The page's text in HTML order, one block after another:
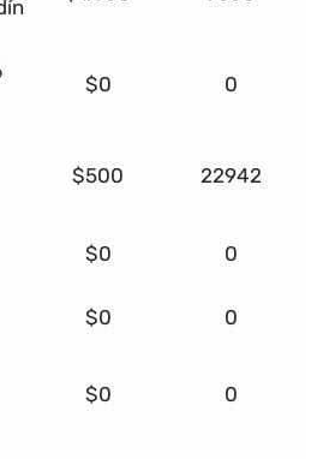
$0 0
$500 22942
$0 0
$0 0
$0 0